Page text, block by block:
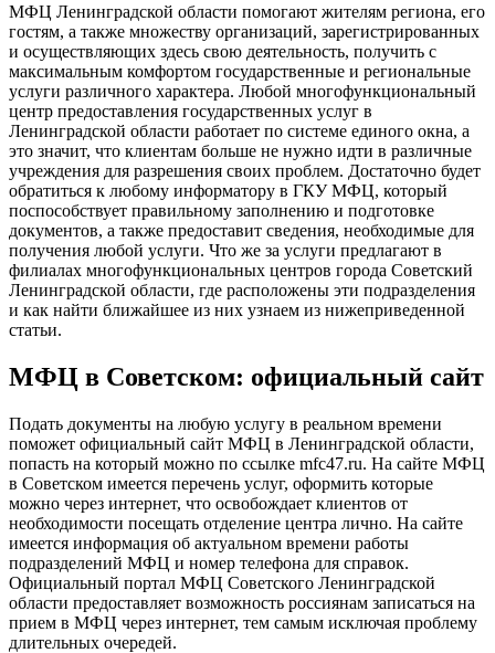
МФЦ Ленинградской области помогают жителям региона, его
гостям, а также множеству организаций, зарегистрированных
и осуществляющих здесь свою деятельность, получить с
максимальным комфортом государственные и региональные
услуги различного характера. Любой многофункциональный
центр предоставления государственных услуг в
Ленинградской области работает по системе единого окна, а
это значит, что клиентам больше не нужно идти в различные
учреждения для разрешения своих проблем. Достаточно будет
обратиться к любому информатору в ГКУ МФЦ, который
поспособствует правильному заполнению и подготовке
документов, а также предоставит сведения, необходимые для
получения любой услуги. Что же за услуги предлагают в
филиалах многофункциональных центров города Советский
Ленинградской области, где расположены эти подразделения
и как найти ближайшее из них узнаем из нижеприведенной
статьи.
МФЦ в Советском: официальный сайт
Подать документы на любую услугу в реальном времени
поможет официальный сайт МФЦ в Ленинградской области,
попасть на который можно по ссылке mfc47.ru. На сайте МФЦ
в Советском имеется перечень услуг, оформить которые
можно через интернет, что освобождает клиентов от
необходимости посещать отделение центра лично. На сайте
имеется информация об актуальном времени работы
подразделений МФЦ и номер телефона для справок.
Официальный портал МФЦ Советского Ленинградской
области предоставляет возможность россиянам записаться на
прием в МФЦ через интернет, тем самым исключая проблему
длительных очередей.